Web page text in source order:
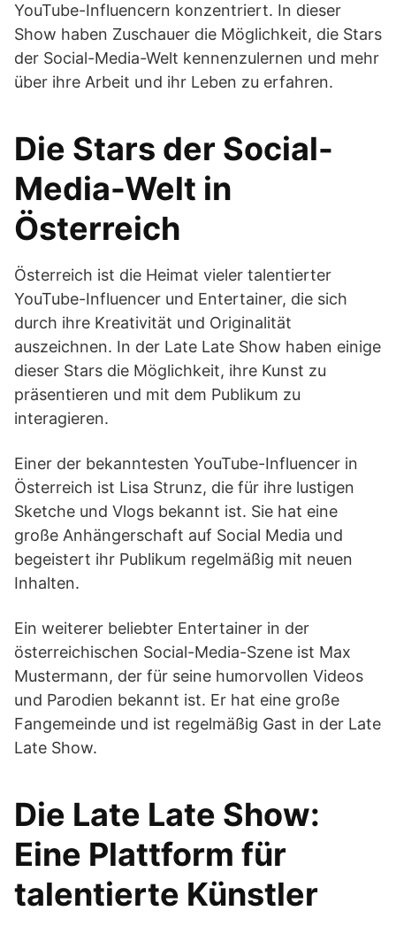
YouTube-Influencern konzentriert. In dieser
Show haben Zuschauer die Möglichkeit, die Stars
der Social-Media-Welt kennenzulernen und mehr
über ihre Arbeit und ihr Leben zu erfahren.
Die Stars der Social-
Media-Welt in
Österreich
Österreich ist die Heimat vieler talentierter
YouTube-Influencer und Entertainer, die sich
durch ihre Kreativität und Originalität
auszeichnen. In der Late Late Show haben einige
dieser Stars die Möglichkeit, ihre Kunst zu
präsentieren und mit dem Publikum zu
interagieren.
Einer der bekanntesten YouTube-Influencer in
Österreich ist Lisa Strunz, die für ihre lustigen
Sketche und Vlogs bekannt ist. Sie hat eine
große Anhängerschaft auf Social Media und
begeistert ihr Publikum regelmäßig mit neuen
Inhalten.
Ein weiterer beliebter Entertainer in der
österreichischen Social-Media-Szene ist Max
Mustermann, der für seine humorvollen Videos
und Parodien bekannt ist. Er hat eine große
Fangemeinde und ist regelmäßig Gast in der Late
Late Show.
Die Late Late Show:
Eine Plattform für
talentierte Künstler